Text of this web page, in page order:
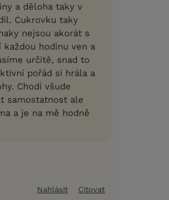
a děloha taky v
Cukrovku taky
nejsou akorát s
hodinu ven a
určitě, snad to
pořád si hrála a
Chodí všude
samostatnost ale
a je na mě hodně
Nahlásit Citovat